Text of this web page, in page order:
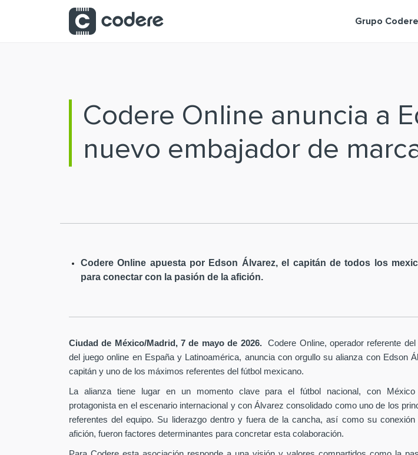
Saltar al contenido principal
Grupo Codere
Codere Online anuncia a
nuevo embajador de
Codere Online apuesta por Edson Álvarez, el capitán de todos los
para conectar con la pasión de la afición.
Ciudad de México/Madrid, 7 de mayo de 2026.Codere Online, operador referente del
del juego online en España y Latinoamérica, anuncia con orgullo su alianza con Edson
capitán y uno de los máximos referentes del fútbol mexicano.
La alianza tiene lugar en un momento clave para el fútbol nacional, con México
protagonista en el escenario internacional y con Álvarez consolidado como uno de los
referentes del equipo. Su liderazgo dentro y fuera de la cancha, así como su conexión
afición, fueron factores determinantes para concretar esta colaboración.